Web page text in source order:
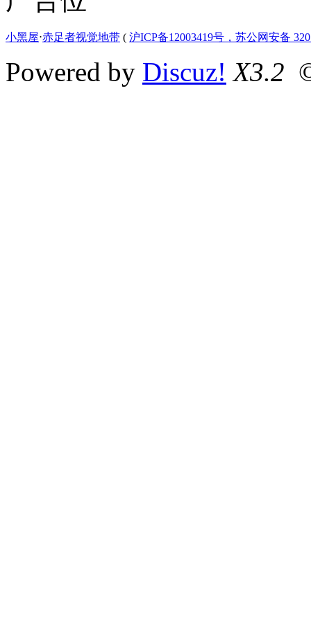
小黑屋⋅赤足者视觉地带 ( 沪ICP备12003419号，苏公网安备
Powered by Discuz! X3.2